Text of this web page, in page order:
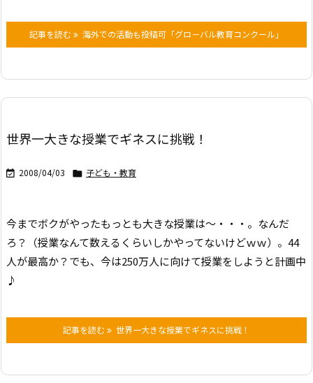
記事を読む 海外での活動も投稿可「グロ－バル教育コンクール」
世界一大きな授業でギネスに挑戦！
 2008/04/03  子ども・教育
今までボクがやったもっとも大きな授業は〜・・・。なんだ
ろ？
（授業なんて数えるくらいしかやってないけどｗｗ）。 44
人が最高か？ でも、今は250万人に向けて授業をしようと計画中
♪
記事を読む 世界一大きな授業でギネスに挑戦！